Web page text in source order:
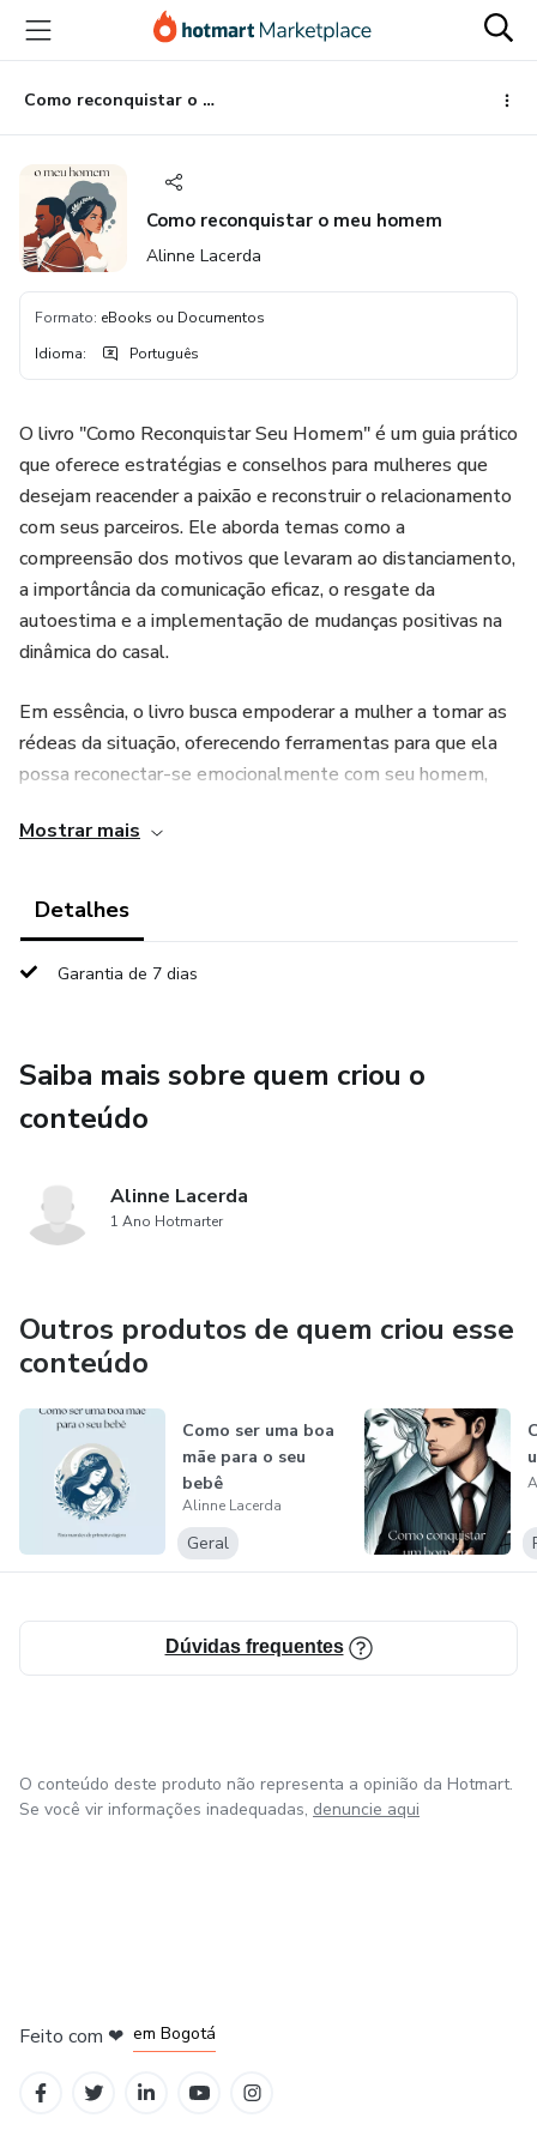
para
conteúdo
principal
para
pagamento
para
rodapé
Como reconquistar o meu homem
Como reconquistar o meu homem
Alinne Lacerda
Formato: eBooks ou Documentos
Idioma: Português
O livro "Como Reconquistar Seu Homem" é um guia prático
que oferece estratégias e conselhos para mulheres que
desejam reacender a paixão e reconstruir o relacionamento
com seus parceiros. Ele aborda temas como a
compreensão dos motivos que levaram ao distanciamento,
a importância da comunicação eficaz, o resgate da
autoestima e a implementação de mudanças positivas na
dinâmica do casal.
Em essência, o livro busca empoderar a mulher a tomar as
rédeas da situação, oferecendo ferramentas para que ela
possa reconectar-se emocionalmente com seu homem,
harmonia no relacionamento. É um manual para quem
relação.
Mostrar mais
Detalhes
Garantia de 7 dias
Saiba mais sobre quem criou o
conteúdo
Alinne Lacerda
1 Ano Hotmarter
Outros produtos de quem criou esse
conteúdo
Como ser uma boa
mãe para o seu
bebê
Alinne Lacerda
Geral
Dúvidas frequentes
O conteúdo deste produto não representa a opinião da Hotmart.
Se você vir informações inadequadas, denuncie aqui
Feito com ❤ em Bogotá